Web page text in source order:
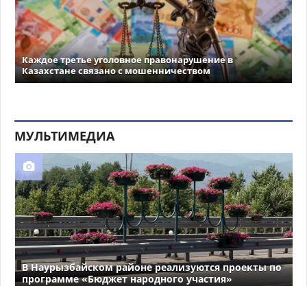
Каждое третье уголовное правонарушение в
Казахстане связано с мошенничеством
МУЛЬТИМЕДИА
В Наурызбайском районе реализуются проекты по
программе «Бюджет народного участия»